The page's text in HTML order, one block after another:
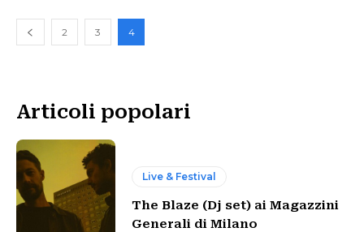
2 3 4
Articoli popolari
Live & Festival
The Blaze (Dj set) ai Magazzini
Generali di Milano